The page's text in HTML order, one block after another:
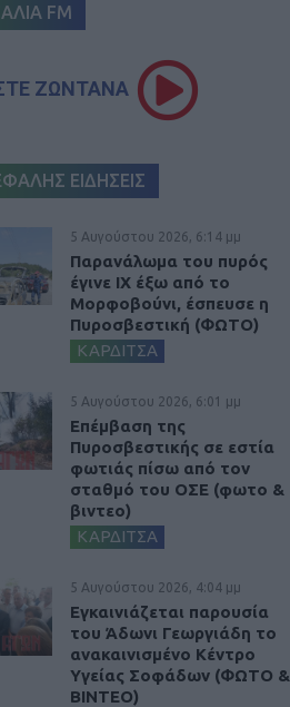
FM
ΖΩΝΤΑΝΑ
ΕΙΔΗΣΕΙΣ
5 Αυγούστου 2026, 6:14 μμ
Παρανάλωμα του πυρός
έγινε ΙΧ έξω από το
Μορφοβούνι, έσπευσε η
Πυροσβεστική (ΦΩΤΟ)
ΚΑΡΔΙΤΣΑ
5 Αυγούστου 2026, 6:01 μμ
Επέμβαση της
Πυροσβεστικής σε εστία
φωτιάς πίσω από τον
σταθμό του ΟΣΕ (φωτο &
βιντεο)
ΚΑΡΔΙΤΣΑ
5 Αυγούστου 2026, 4:04 μμ
Εγκαινιάζεται παρουσία
του Άδωνι Γεωργιάδη το
ανακαινισμένο Κέντρο
Υγείας Σοφάδων (ΦΩΤΟ &
ΒΙΝΤΕΟ)